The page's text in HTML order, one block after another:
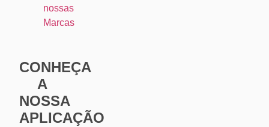
nossas
Marcas
CONHEÇA
A
NOSSA
APLICAÇÃO